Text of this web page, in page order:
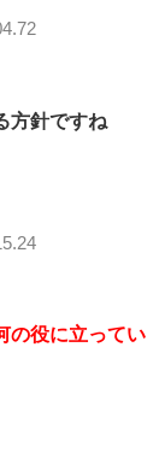
方針ですね
の役に立ってい